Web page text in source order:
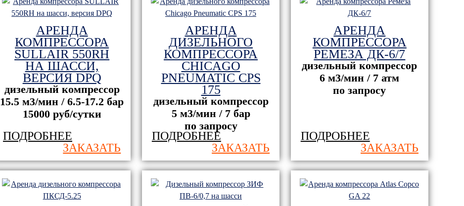
АРЕНДА
КОМПРЕССОРА
SULLAIR 550RH
НА ШАССИ,
ВЕРСИЯ DPQ
дизельный компрессор
15.5 м3/мин / 6.5-17.2 бар
15000 руб/сутки
ПОДРОБНЕЕ
ЗАКАЗАТЬ
АРЕНДА
ДИЗЕЛЬНОГО
КОМПРЕССОРА
CHICAGO
PNEUMATIC CPS
175
дизельный компрессор
5 м3/мин / 7 бар
по запросу
ПОДРОБНЕЕ
ЗАКАЗАТЬ
АРЕНДА
КОМПРЕССОРА
РЕМЕЗА ДК-6/7
дизельный компрессор
6 м3/мин / 7 атм
по запросу
ПОДРОБНЕЕ
ЗАКАЗАТЬ